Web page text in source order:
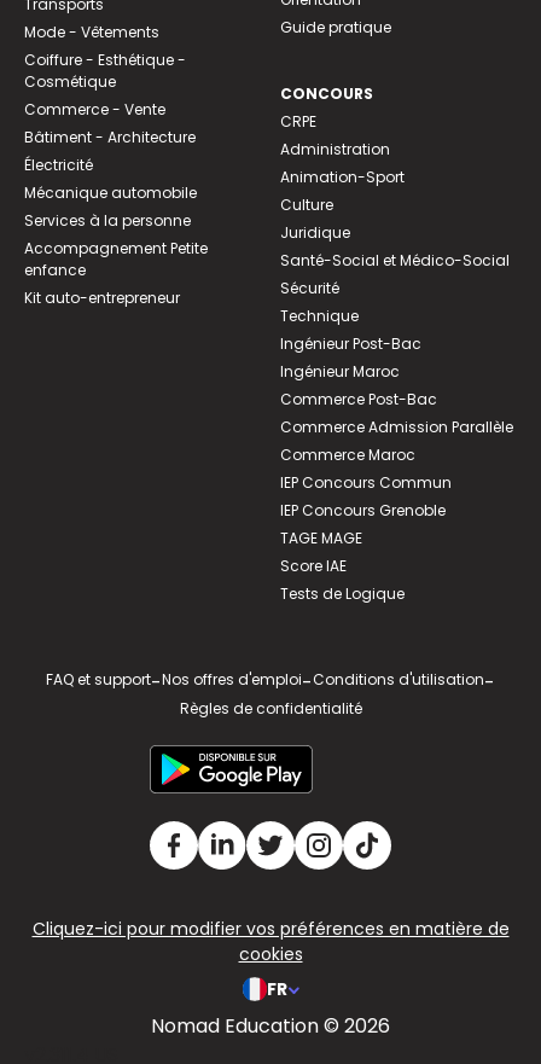
Transports
Mode - Vêtements
Coiffure - Esthétique -
Cosmétique
Commerce - Vente
Bâtiment - Architecture
Électricité
Mécanique automobile
Services à la personne
Accompagnement Petite
enfance
Kit auto-entrepreneur
Guide pratique
CONCOURS
CRPE
Administration
Animation-Sport
Culture
Juridique
Santé-Social et Médico-Social
Sécurité
Technique
Ingénieur Post-Bac
Ingénieur Maroc
Commerce Post-Bac
Commerce Admission Parallèle
Commerce Maroc
IEP Concours Commun
IEP Concours Grenoble
TAGE MAGE
Score IAE
Tests de Logique
FAQ et support-Nos offres d'emploi-Conditions d'utilisation-
Règles de confidentialité
Cliquez-ici pour modifier vos préférences en matière de
cookies
FR
Nomad Education © 2026